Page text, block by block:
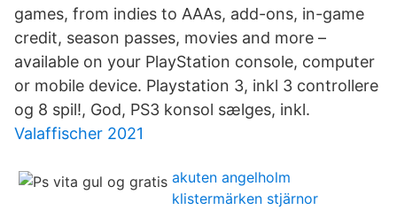
games, from indies to AAAs, add-ons, in-game
credit, season passes, movies and more –
available on your PlayStation console, computer
or mobile device. Playstation 3, inkl 3 controllere
og 8 spil!, God, PS3 konsol sælges, inkl.
Valaffischer 2021
akuten angelholm
klistermärken stjärnor